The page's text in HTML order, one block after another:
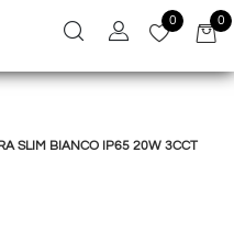
0 0
SLIM BIANCO IP65 20W 3CCT